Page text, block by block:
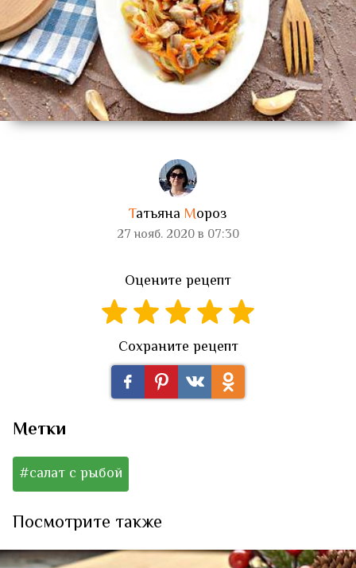
Татьяна Мороз
27 нояб. 2020 в 07:30
Оцените рецепт
Сохраните рецепт
Метки
#салат с рыбой
Посмотрите также